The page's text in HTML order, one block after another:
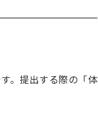
。提出する際の「体